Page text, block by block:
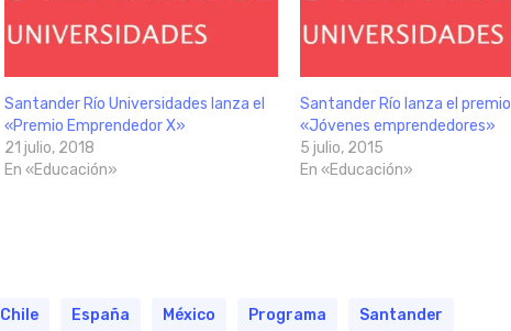
Santander Río Universidades lanza el
«Premio Emprendedor X»
21 julio, 2018
En «Educación»
Santander Río lanza el premio
«Jóvenes emprendedores»
5 julio, 2015
En «Educación»
Chile España México Programa Santander